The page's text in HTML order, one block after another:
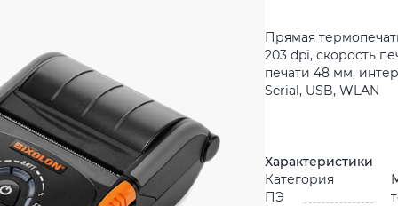
Прямая
203 dpi, скорость
печати 48 мм,
Serial, USB, WLAN
Характеристики
Категория
ПЭ